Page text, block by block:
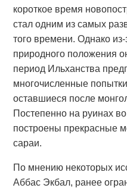
короткое время
стал одним из самых
того времени. Однако
природного положения
период Ильханства
многочисленные
оставшиеся после
Постепенно на руинах
построены прекрасные
сараи.
По мнению некоторых
Аббас Экбал, ранее